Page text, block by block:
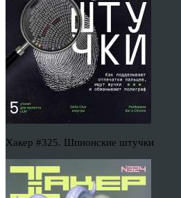
Хакер #325. Шпионские штучки